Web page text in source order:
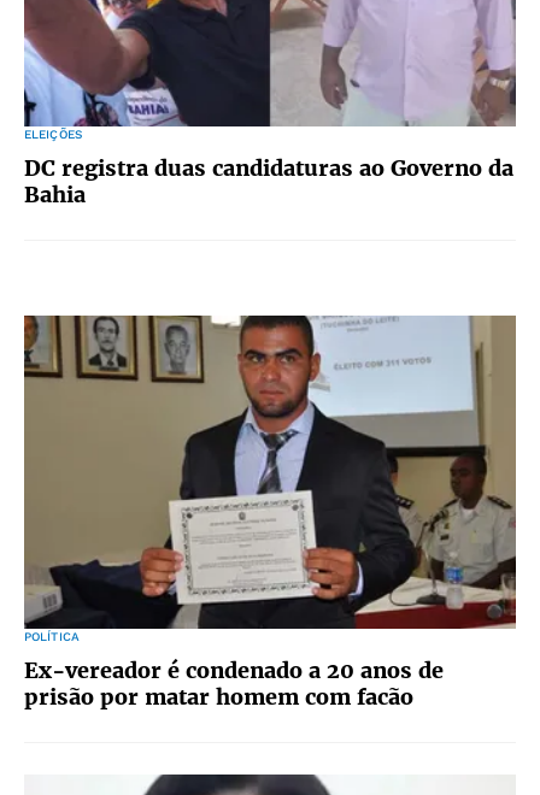
ELEIÇÕES
DC registra duas candidaturas ao Governo da
Bahia
POLÍTICA
Ex-vereador é condenado a 20 anos de
prisão por matar homem com facão